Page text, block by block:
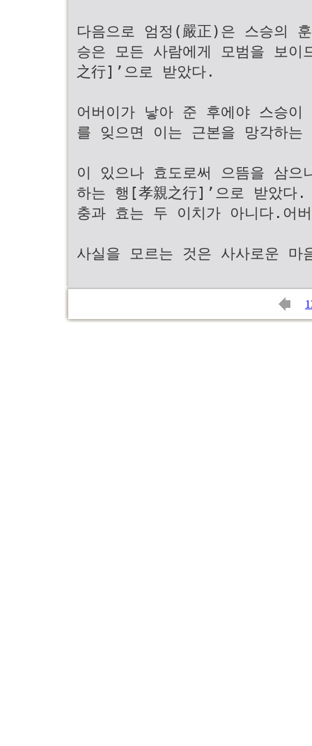
다음으로 엄정(嚴正)은 스승의
승은 모든 사람에게 모범을 보
之行]’으로 받았다.
어버이가 낳아 준 후에야 스승
를 잊으면 이는 근본을 망각하
이 있으나 효도로써 으뜸을 삼으
하는 행[孝親之行]’으로 받았다.
충과 효는 두 이치가 아니다.어
사실을 모르는 것은 사사로운